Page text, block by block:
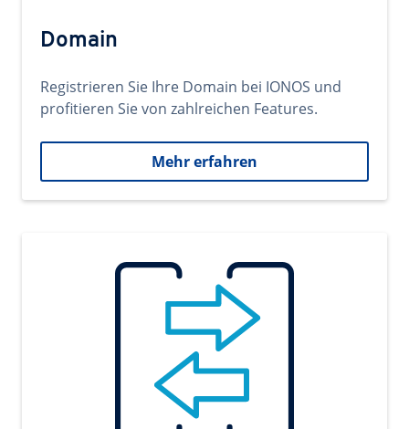
Domain
Registrieren Sie Ihre Domain bei IONOS und
profitieren Sie von zahlreichen Features.
Mehr erfahren